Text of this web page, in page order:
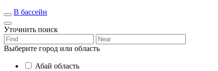
В бассейн
Уточнить поиск
Выберите город или область
Абай область